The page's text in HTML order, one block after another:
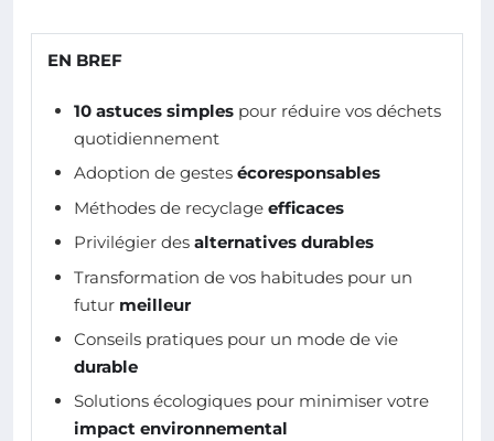
EN BREF
10 astuces simples pour réduire vos déchets
quotidiennement
Adoption de gestes écoresponsables
Méthodes de recyclage efficaces
Privilégier des alternatives durables
Transformation de vos habitudes pour un
futur meilleur
Conseils pratiques pour un mode de vie
durable
Solutions écologiques pour minimiser votre
impact environnemental